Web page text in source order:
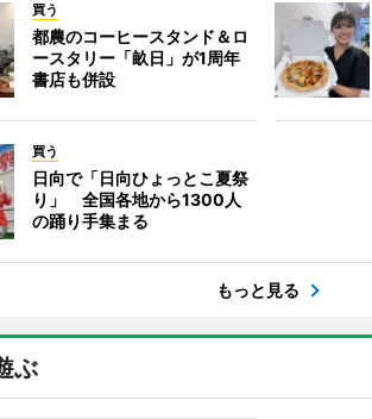
買う
都農のコーヒースタンド＆ロ
ースタリー「畝日」が1周年
書店も併設
買う
日向で「日向ひょっとこ夏祭
り」 全国各地から1300人
の踊り手集まる
もっと見る
ぶ